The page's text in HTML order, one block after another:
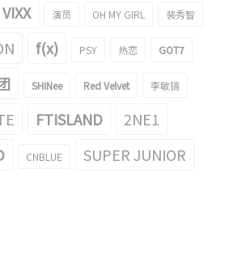
VIXX 演员 OH MY GIRL 裴秀智
f(x) PSY 热恋 GOT7
SHINee Red Velvet 李敏镐
FTISLAND
2NE1
CNBLUE SUPER JUNIOR